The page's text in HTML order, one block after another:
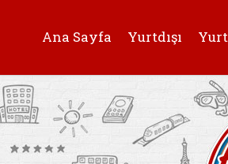
Ana Sayfa Yurtdışı